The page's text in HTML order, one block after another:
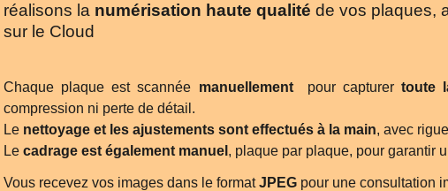
réalisons la numérisation haute qualité de vos plaques,
sur le Cloud
Chaque plaque est scannée manuellement pour capturertoute
compression ni perte de détail.
Le nettoyage et les ajustements sont effectués à la main, avec
Le cadrage est également manuel , plaque par plaque, pour garantir
Vous recevez vos images dans le formatJPEG pour une consultation